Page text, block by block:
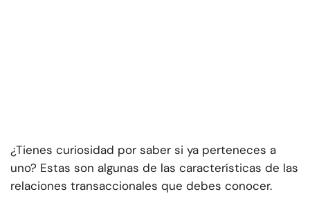
¿Tienes curiosidad por saber si ya perteneces a
uno? Estas son algunas de las características de las
relaciones transaccionales que debes conocer.